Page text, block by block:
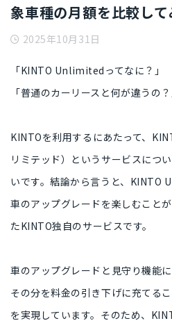
象車種の月額を比較して
2025年10月31日
「KINTO Unlimitedってなに？」
「普通のカーリースと何が違うの？
KINTOを利用するにあたって、
リミテッド）というサービスにつ
いです。結論から言うと、KINTO
車のアップグレードを楽しむこと
たKINTO独自のサービスです。
車のアップグレードと見守り機能
その分を料金の引き下げに充てる
を実現しています。そのため、